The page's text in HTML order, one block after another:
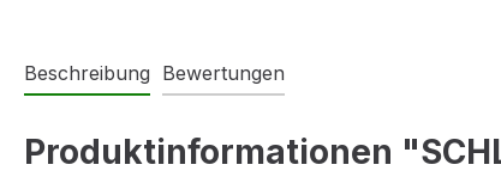
Beschreibung Bewertungen
Produktinformationen